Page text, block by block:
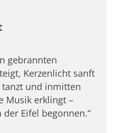
gebrannten
Kerzenlicht sanft
und inmitten
Musik erklingt –
Eifel begonnen.“